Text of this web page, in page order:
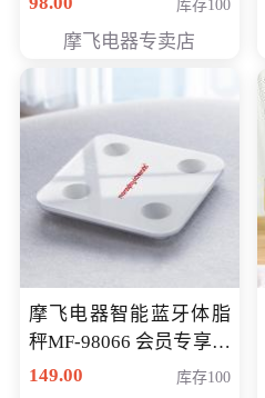
库存100
摩飞电器专卖店
摩飞电器智能蓝牙体脂
秤MF-98066 会员专享价
98元
149.00 库存100